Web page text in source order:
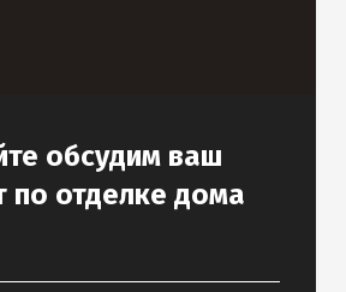
обсудим ваш
по отделке дома